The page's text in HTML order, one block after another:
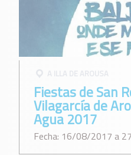
A ILLA DE AROUSA
Fiestas de San
Vilagarcía de
Agua 2017
Fecha: 16/08/2017 a